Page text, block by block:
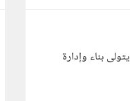
أعمل على منظومة تسويقية كاملة لأكاديمية تعليمية في مجال الاستثمار الشخصي، وأحتاج متخصص في GoHighLevel يتولى بناء وإدارة